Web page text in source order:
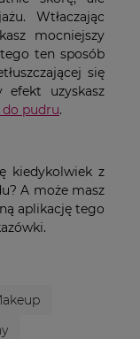
Wtłaczając
mocniejszy
ten sposób
się
efekt uzyskasz
pudru.
kiedykolwiek z
A może masz
aplikację tego